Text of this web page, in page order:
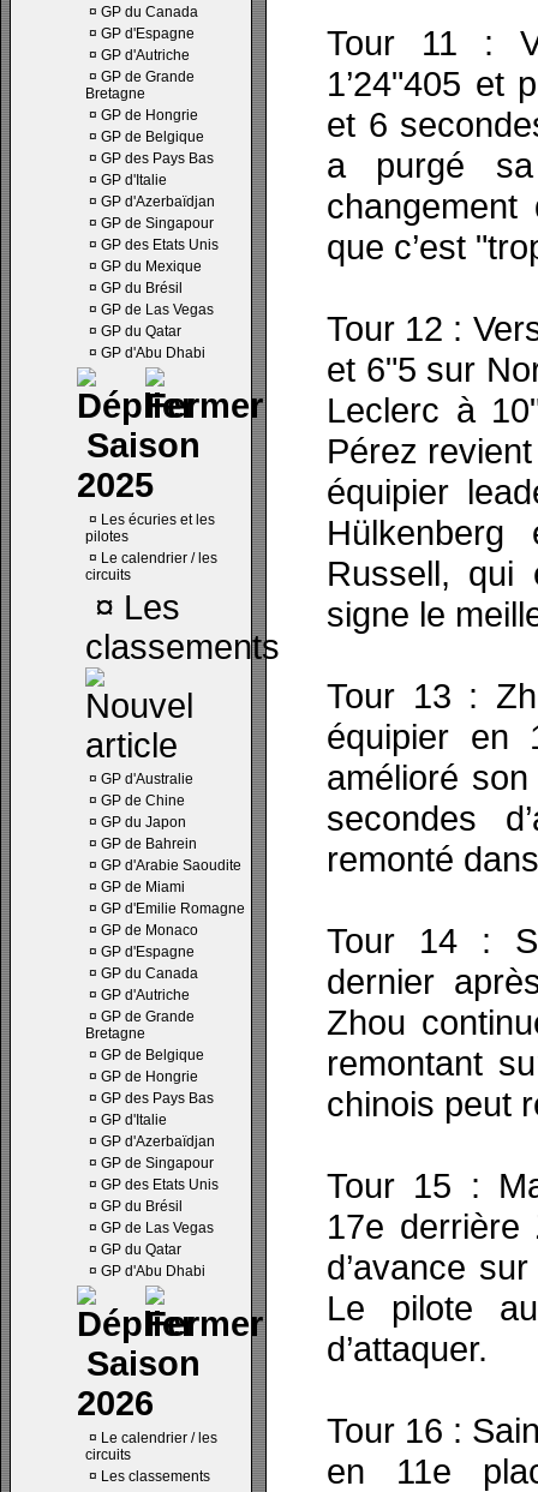
¤ GP du Canada
¤ GP d'Espagne
¤ GP d'Autriche
¤ GP de Grande
Bretagne
¤ GP de Hongrie
¤ GP de Belgique
¤ GP des Pays Bas
¤ GP d'Italie
¤ GP d'Azerbaïdjan
¤ GP de Singapour
¤ GP des Etats Unis
¤ GP du Mexique
¤ GP du Brésil
¤ GP de Las Vegas
¤ GP du Qatar
¤ GP d'Abu Dhabi
Saison
2025
¤ Les écuries et les
pilotes
¤ Le calendrier / les
circuits
¤ Les
classements
¤ GP d'Australie
¤ GP de Chine
¤ GP du Japon
¤ GP de Bahrein
¤ GP d'Arabie Saoudite
¤ GP de Miami
¤ GP d'Emilie Romagne
¤ GP de Monaco
¤ GP d'Espagne
¤ GP du Canada
¤ GP d'Autriche
¤ GP de Grande
Bretagne
¤ GP de Belgique
¤ GP de Hongrie
¤ GP des Pays Bas
¤ GP d'Italie
¤ GP d'Azerbaïdjan
¤ GP de Singapour
¤ GP des Etats Unis
¤ GP du Brésil
¤ GP de Las Vegas
¤ GP du Qatar
¤ GP d'Abu Dhabi
Saison
2026
¤ Le calendrier / les
circuits
¤ Les classements
Tour 11 :
1’24"405 et
et 6
a purgé sa
que c’est
Tour 12 :
et 6"5 sur
Leclerc à
Pérez
équipier
Russell, qui
signe le
Tour 13 :
équipier en
amélioré
secondes
remonté
Tour 14 :
dernier
Zhou
remontant
chinois peut
Tour 15 :
17e derrière
d’avance
Le pilote
d’attaquer.
Tour 16 :
en 11e